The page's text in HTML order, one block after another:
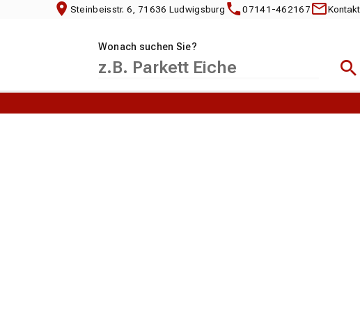
Steinbeisstr. 6, 71636 Ludwigsburg 07141-462167 Kontakt
Wonach suchen Sie?